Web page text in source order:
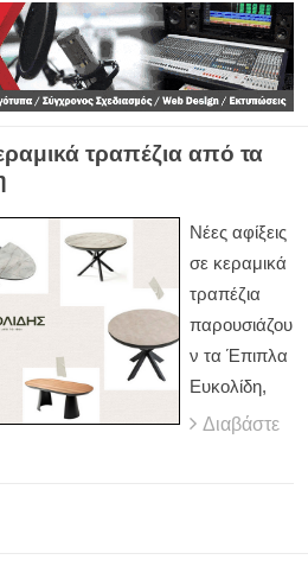
τραπέζια από τα
Νέες αφίξεις
σε κεραμικά
τραπέζια
παρουσιάζου
ν τα Έπιπλα
Ευκολίδη,
Διαβάστε